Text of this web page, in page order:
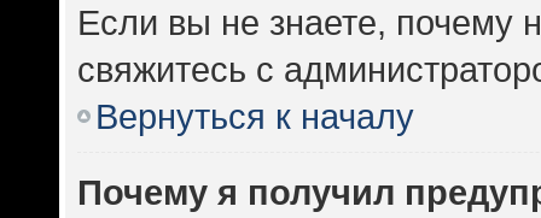
Если вы не знаете, почему
свяжитесь с
Вернуться к началу
Почему я получил